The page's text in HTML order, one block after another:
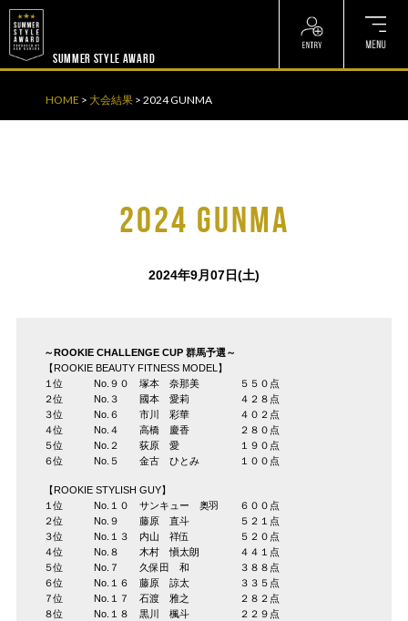
SUMMER STYLE AWARD
HOME > 大会結果 > 2024 GUNMA
2024 GUNMA
2024年9月07日(土)
～ROOKIE CHALLENGE CUP 群馬予選～
【ROOKIE BEAUTY FITNESS MODEL】
１位 No.９０ 塚本 奈那美 ５５０点
２位 No.３ 國本 愛莉 ４２８点
３位 No.６ 市川 彩華 ４０２点
４位 No.４ 高橋 慶香 ２８０点
５位 No.２ 荻原 愛 １９０点
６位 No.５ 金古 ひとみ １００点
【ROOKIE STYLISH GUY】
１位 No.１０ サンキュー 奥羽 ６００点
２位 No.９ 藤原 直斗 ５２１点
３位 No.１３ 内山 祥伍 ５２０点
４位 No.８ 木村 愼太朗 ４４１点
５位 No.７ 久保田 和 ３８８点
６位 No.１６ 藤原 諒太 ３３５点
７位 No.１７ 石渡 雅之 ２８２点
８位 No.１８ 黒川 楓斗 ２２９点